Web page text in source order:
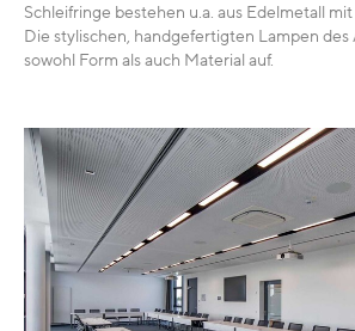
Schleifringe bestehen u.a. aus Edelmetall
Die stylischen, handgefertigten Lampen
sowohl Form als auch Material auf.